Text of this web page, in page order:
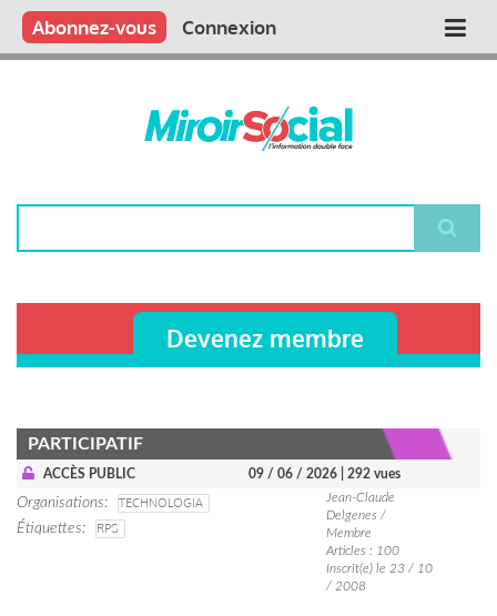
Aller
contenu
Main
Qui sommes nous ?
Vous publiez
Nous publions
Contactez-nous
Abonnez-vous Connexion
Devenez membre
PARTICIPATIF
ACCÈS PUBLIC 09 / 06 / 2026 | 292 vues
Organisations
TECHNOLOGIA
Étiquettes
RPS
Jean-Claude
Delgenes /
Membre
Articles : 100
Inscrit(e) le 23 / 10
/ 2008